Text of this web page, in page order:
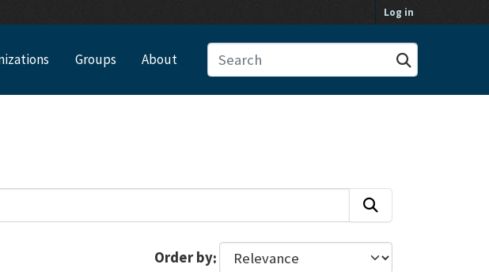
Log in
Groups About
Order by